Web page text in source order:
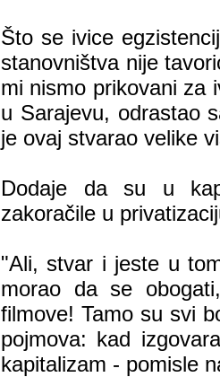
Što se ivice
stanovništva nije
mi nismo prikovani za
u Sarajevu, odrastao
je ovaj stvarao velike
Dodaje da su u
zakoračile u
"Ali, stvar i jeste u
morao da se
filmove! Tamo su svi
pojmova: kad
kapitalizam - pomisle